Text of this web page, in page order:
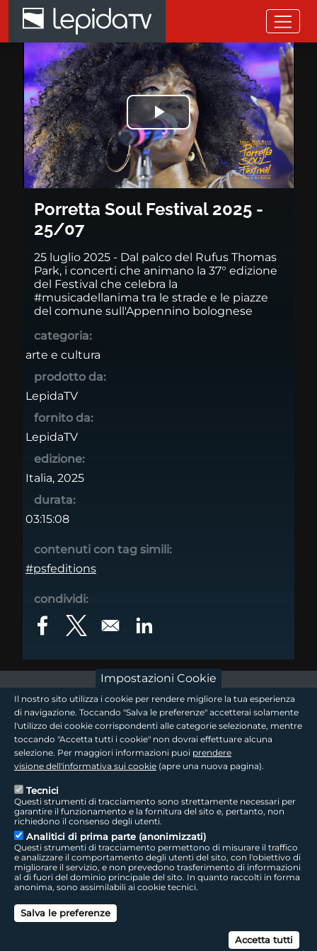
Salta al contenuto principale
Porretta Soul Festival 2025 -
Riprodurre
il
video
Porretta Soul Festival 2025 -
25/07
25 luglio 2025 - Dal palco del Rufus Thomas
Park, i concerti che animano la 37° edizione
del Festival che celebra la
#musicadellanima tra le strade e le piazze
del comune sull'Appennino bolognese
categoria:
arte e cultura
prodotto da:
LepidaTV
fornito da:
LepidaTV
edizione:
Italia, 2025
durata:
03:15:08
contenuti con tag simili:
#psfeditions
condividi:
Opens in a new window
Opens in a new windowOpens in a new window
footer - sezione logo 1
footer - sezione logo2
footer - sezione colophon
Sede Legale: Via della Liberazione, 15 - 40128 Bologna BO
Capitale Sociale interamente versato ad oggi: € 69.881.000,00 | P.IVA/C.F.
footer - sezione link utili
Seguici sui social
LepidaTV | Accessibilità | Cookie | Privacy | Social Media Policy
Impostazioni Cookie
Il nostro sito utilizza i cookie per rendere migliore la tua esperienza
di navigazione. Toccando "Salva le preferenze" accetterai solamente
l'utilizzo dei cookie corrispondenti alle categorie selezionate, mentre
toccando "Accetta tutti i cookie" non dovrai effettuare alcuna
selezione. Per maggiori informazioni puoi prendere
visione dell'informativa sui cookie (apre una nuova pagina).
Tecnici
Questi strumenti di tracciamento sono strettamente necessari per
garantire il funzionamento e la fornitura del sito e, pertanto, non
richiedono il consenso degli utenti.
Analitici di prima parte (anonimizzati)
Questi strumenti di tracciamento permettono di misurare il traffico
e analizzare il comportamento degli utenti del sito, con l'obiettivo di
migliorare il servizio, e non prevedono trasferimento di informazioni
al di fuori del dominio principale del sito. In quanto raccolti in forma
anonima, sono assimilabili ai cookie tecnici.
Salva le preferenze
Accetta tutti